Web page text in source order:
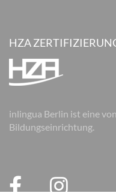
HZA
inlingua Berlin ist eine
Bildungseinrichtung.